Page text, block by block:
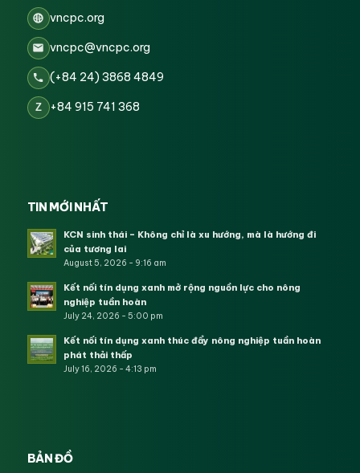
vncpc.org
vncpc@vncpc.org
(+84 24) 3868 4849
Z +84 915 741 368
TIN MỚI NHẤT
KCN sinh thái – Không chỉ là xu hướng, mà là hướng đi
của tương lai
August 5, 2026 - 9:16 am
Kết nối tín dụng xanh mở rộng nguồn lực cho nông
nghiệp tuần hoàn
July 24, 2026 - 5:00 pm
Kết nối tín dụng xanh thúc đẩy nông nghiệp tuần hoàn
phát thải thấp
July 16, 2026 - 4:13 pm
BẢN ĐỒ